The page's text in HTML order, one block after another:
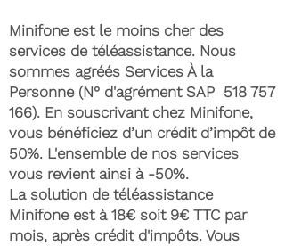
Minifone est le moins cher des
services de téléassistance. Nous
sommes agréés Services À la
Personne (N° d'agrément SAP 518 757
166). En souscrivant chez Minifone,
vous bénéficiez d’un crédit d’impôt de
50%. L'ensemble de nos services
vous revient ainsi à -50%.
La solution de téléassistance
Minifone est à 18€ soit 9€ TTC par
mois, après crédit d'impôts. Vous